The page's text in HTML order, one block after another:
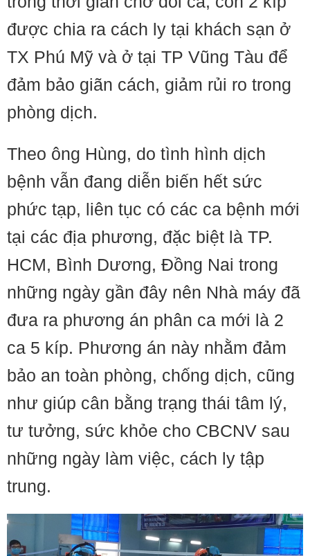
được chia ra cách ly tại khách sạn ở
TX Phú Mỹ và ở tại TP Vũng Tàu để
đảm bảo giãn cách, giảm rủi ro trong
phòng dịch.
Theo ông Hùng, do tình hình dịch
bệnh vẫn đang diễn biến hết sức
phức tạp, liên tục có các ca bệnh mới
tại các địa phương, đặc biệt là TP.
HCM, Bình Dương, Đồng Nai trong
những ngày gần đây nên Nhà máy đã
đưa ra phương án phân ca mới là 2
ca 5 kíp. Phương án này nhằm đảm
bảo an toàn phòng, chống dịch, cũng
như giúp cân bằng trạng thái tâm lý,
tư tưởng, sức khỏe cho CBCNV sau
những ngày làm việc, cách ly tập
trung.